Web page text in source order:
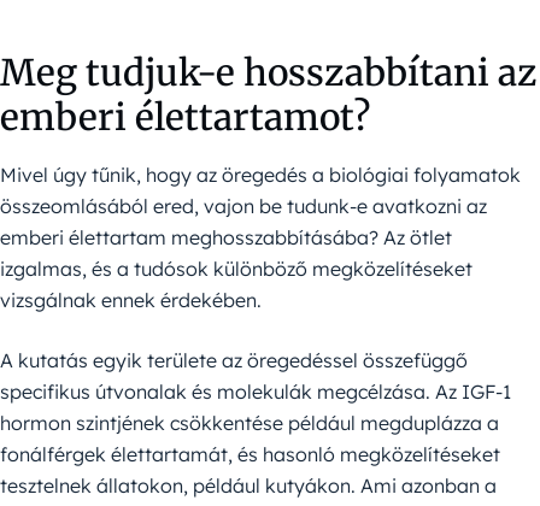
Meg tudjuk-e hosszabbítani az
emberi élettartamot?
Mivel úgy tűnik, hogy az öregedés a biológiai folyamatok
összeomlásából ered, vajon be tudunk-e avatkozni az
emberi élettartam meghosszabbításába? Az ötlet
izgalmas, és a tudósok különböző megközelítéseket
vizsgálnak ennek érdekében.
A kutatás egyik területe az öregedéssel összefüggő
specifikus útvonalak és molekulák megcélzása. Az IGF-1
hormon szintjének csökkentése például megduplázza a
fonálférgek élettartamát, és hasonló megközelítéseket
tesztelnek állatokon, például kutyákon. Ami azonban a